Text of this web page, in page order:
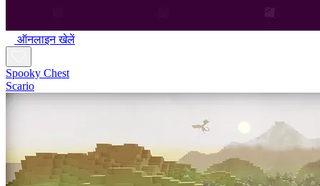
ऑनलाइन खेलें
Spooky Chest
Scario